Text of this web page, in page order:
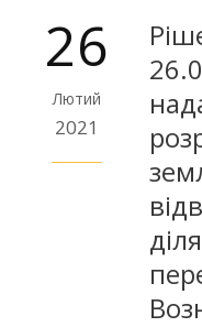
26
Лютий
2021